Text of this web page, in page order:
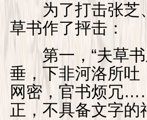
为了打击张芝、
草书作了抨击：
第一，“夫草书
垂，下非河洛所吐
网密，官书烦冗
正，不具备文字的